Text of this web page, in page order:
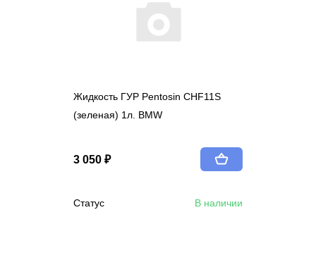
Жидкость ГУР Pentosin CHF11S
(зеленая) 1л. BMW
3 050 ₽
Статус В наличии